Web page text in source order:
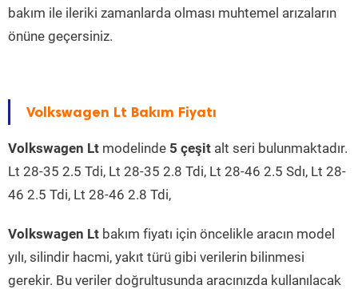
bakım ile ileriki zamanlarda olması muhtemel arızaların
önüne geçersiniz.
Volkswagen Lt Bakım Fiyatı
Volkswagen Lt modelinde 5 çeşit alt seri bulunmaktadır.
Lt 28-35 2.5 Tdi, Lt 28-35 2.8 Tdi, Lt 28-46 2.5 Sdı, Lt 28-
46 2.5 Tdi, Lt 28-46 2.8 Tdi,
Volkswagen Lt bakım fiyatı için öncelikle aracın model
yılı, silindir hacmi, yakıt türü gibi verilerin bilinmesi
gerekir. Bu veriler doğrultusunda aracınızda kullanılacak